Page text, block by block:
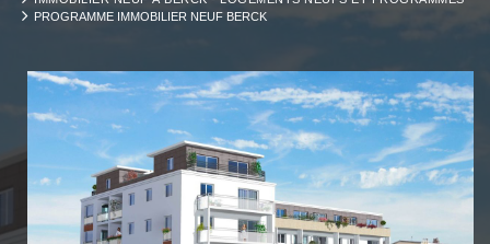
PROGRAMME IMMOBILIER NEUF BERCK